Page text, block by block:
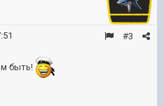
#3
быть!